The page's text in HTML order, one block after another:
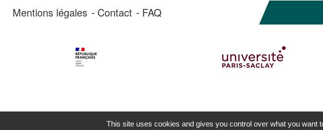
Mentions légales Contact FAQ
This site uses cookies and gives you control over what you want